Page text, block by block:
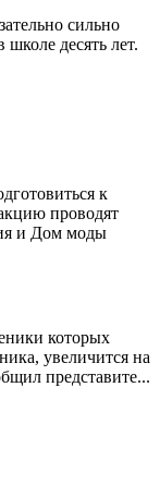
сильно
десять лет.
к
проводят
и Дом моды
которых
увеличится на
представите...